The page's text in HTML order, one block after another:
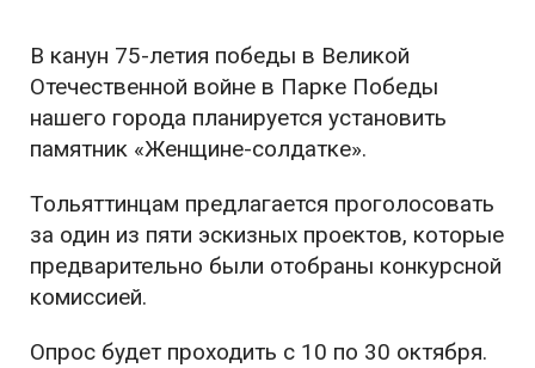
В канун 75-летия победы в Великой
Отечественной войне в Парке Победы
нашего города планируется установить
памятник «Женщине-солдатке».
Тольяттинцам предлагается проголосовать
за один из пяти эскизных проектов, которые
предварительно были отобраны конкурсной
комиссией.
Опрос будет проходить с 10 по 30 октября.